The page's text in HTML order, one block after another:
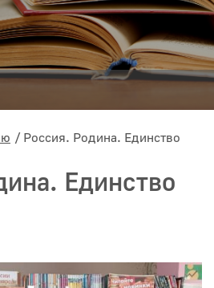
Россия. Родина. Единство
Единство